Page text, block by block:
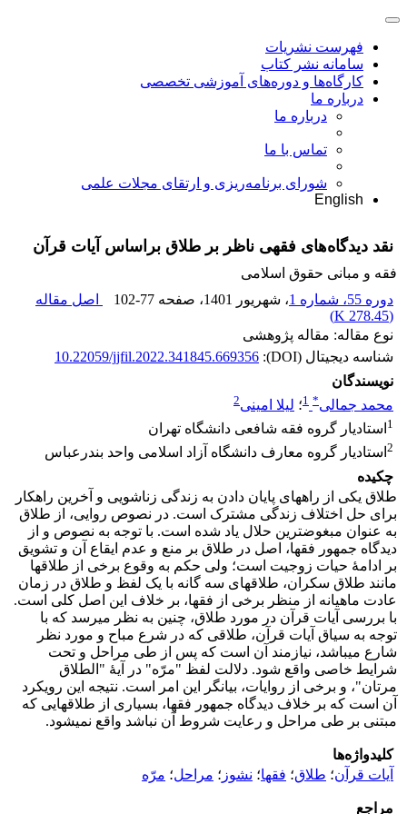
فهرست نشریات
سامانه نشر کتاب
کارگاه‌ها و دوره‌های آموزشی تخصصی
درباره ما
درباره ما
تماس با ما
شورای برنامه‌ریزی و ارتقای مجلات علمی
English
نقد دیدگاه‌های فقهی ناظر بر طلاق براساس آیات قرآن
فقه و مبانی حقوق اسلامی
دوره 55، شماره 1
، شهریور 1401 ، صفحه 102-77
اصل مقاله
(
278.45 K
)
نوع مقاله: مقاله پژوهشی
شناسه دیجیتال (DOI):
10.22059/jjfil.2022.341845.669356
نویسندگان
محمد جمالی*
1؛ لیلا امینی2
1 استادیار گروه فقه شافعی دانشگاه تهران
2 استادیار گروه معارف دانشگاه آزاد اسلامی واحد بندرعباس
چکیده
طلاق یکی از راه­های پایان دادن به زندگی زناشویی و آخرین راه­کار
برای حل اختلاف زندگی مشترک است. در نصوص روایی، از طلاق
به عنوان مبغوض­ترین حلال یاد شده است. با توجه به نصوص و از
دیدگاه جمهور فقها، اصل در طلاق بر منع و عدم ایقاع آن و تشویق
بر ادامۀ حیات زوجیت است؛ ولی حکم به وقوع برخی از طلاق­ها
مانند طلاق سکران، طلاق­های سه گانه با یک لفظ و طلاق در زمان
عادت ماهیانه از منظر برخی از فقها، بر خلاف این اصل کلی است.
با بررسی آیات قرآن در مورد طلاق، چنین به نظر می­رسد که با
توجه به سیاق آیات قرآن، طلاقی که در شرع مباح و مورد نظر
شارع می­باشد، نیازمند آن است که پس از طی مراحل و تحت
شرایط خاصی واقع شود. دلالت لفظ "مرّه" در آیۀ "الطلاق
مرتان"، و برخی از روایات، بیانگر این امر است. نتیجه این رویکرد
آن است که بر خلاف دیدگاه جمهور فقها، بسیاری از طلاق­هایی که
مبتنی بر طی مراحل و رعایت شروط آن نباشد واقع نمی­شود.
کلیدواژه‌ها
آیات قرآن؛ طلاق؛ فقها؛ نشوز ؛ مراحل؛ مرّه
مراجع